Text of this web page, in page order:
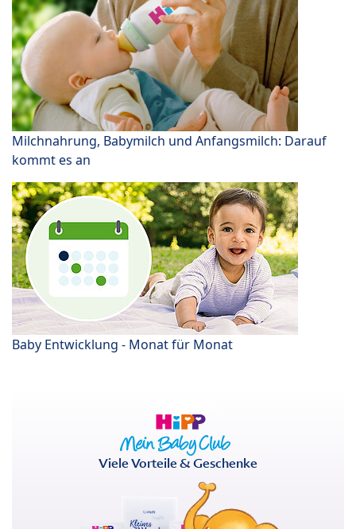
Milchnahrung, Babymilch und Anfangsmilch: Darauf
kommt es an
Baby Entwicklung - Monat für Monat
Viele Vorteile & Geschenke